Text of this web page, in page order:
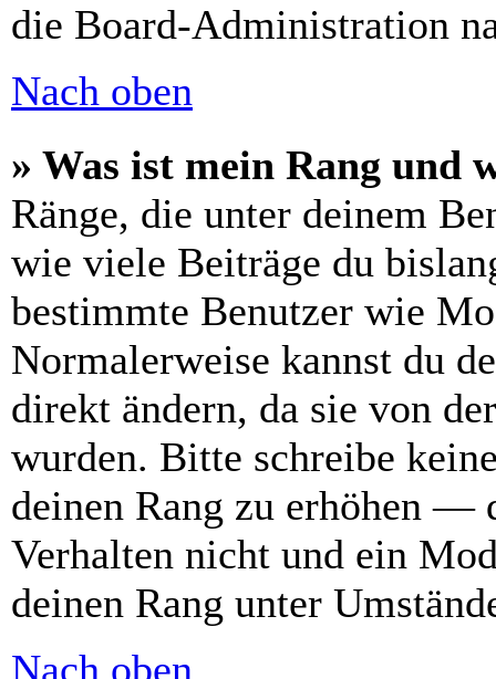
die Board-Administration
Nach oben
» Was ist mein Rang und
Ränge, die unter deinem
wie viele Beiträge du
bestimmte Benutzer wie
Normalerweise kannst du
direkt ändern, da sie von
wurden. Bitte schreibe
deinen Rang zu erhöhen —
Verhalten nicht und ein
deinen Rang unter
Nach oben